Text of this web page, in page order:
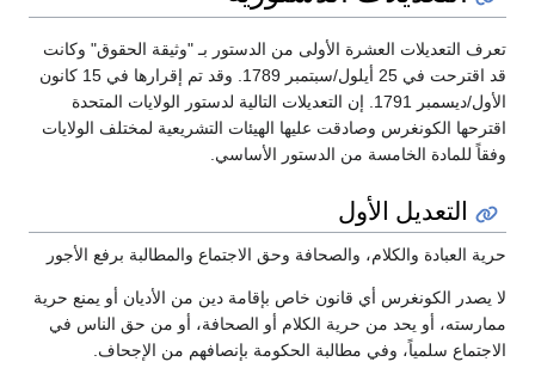
تعرف التعديلات العشرة الأولى من الدستور بـ "وثيقة الحقوق" وكانت
قد اقترحت في 25 أيلول/سبتمبر 1789. وقد تم إقرارها في 15 كانون
الأول/ديسمبر 1791. إن التعديلات التالية لدستور الولايات المتحدة
اقترحها الكونغرس وصادقت عليها الهيئات التشريعية لمختلف الولايات
وفقاً للمادة الخامسة من الدستور الأساسي.
التعديل الأول
حرية العبادة والكلام، والصحافة وحق الاجتماع والمطالبة برفع الأجور
لا يصدر الكونغرس أي قانون خاص بإقامة دين من الأديان أو يمنع حرية
ممارسته، أو يحد من حرية الكلام أو الصحافة، أو من حق الناس في
الاجتماع سلمياً، وفي مطالبة الحكومة بإنصافهم من الإجحاف.